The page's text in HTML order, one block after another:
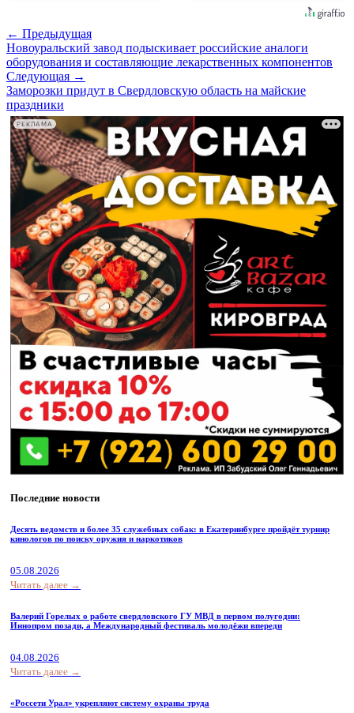
← Предыдущая
Новоуральский завод подыскивает российские аналоги
оборудования и составляющие лекарственных компонентов
Следующая →
Заморозки придут в Свердловскую область на майские
праздники
РЕКЛАМА
Последние новости
Десять ведомств и более 35 служебных собак: в Екатеринбурге пройдёт турнир
кинологов по поиску оружия и наркотиков
05.08.2026
Читать далее →
Валерий Горелых о работе свердловского ГУ МВД в первом полугодии:
Иннопром позади, а Международный фестиваль молодёжи впереди
04.08.2026
Читать далее →
«Россети Урал» укрепляют систему охраны труда